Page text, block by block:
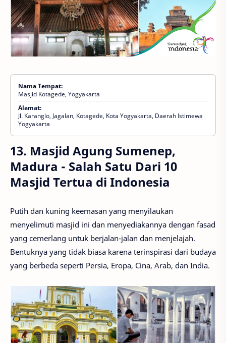
Nama Tempat:
Masjid Kotagede, Yogyakarta
Alamat:
Jl. Karanglo, Jagalan, Kotagede, Kota Yogyakarta, Daerah Istimewa
Yogyakarta
13. Masjid Agung Sumenep,
Madura - Salah Satu Dari 10
Masjid Tertua di Indonesia
Putih dan kuning keemasan yang menyilaukan
menyelimuti masjid ini dan menyediakannya dengan fasad
yang cemerlang untuk berjalan-jalan dan menjelajah.
Bentuknya yang tidak biasa karena terinspirasi dari budaya
yang berbeda seperti Persia, Eropa, Cina, Arab, dan India.